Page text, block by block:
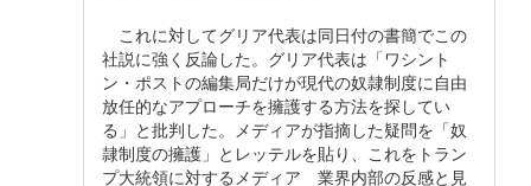
これに対してグリア代表は同日付の書簡でこの
社説に強く反論した。グリア代表は「ワシント
ン・ポストの編集局だけが現代の奴隷制度に自由
放任的なアプローチを擁護する方法を探してい
る」と批判した。メディアが指摘した疑問を「奴
隷制度の擁護」とレッテルを貼り、これをトラン
プ大統領に対するメディア 業界内部の反感と見